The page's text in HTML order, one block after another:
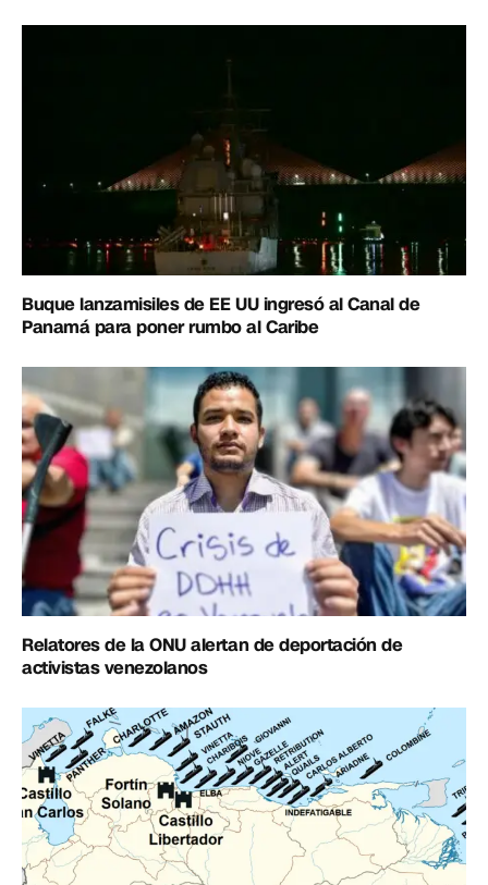
Buque lanzamisiles de EE UU ingresó al Canal de
Panamá para poner rumbo al Caribe
Relatores de la ONU alertan de deportación de
activistas venezolanos